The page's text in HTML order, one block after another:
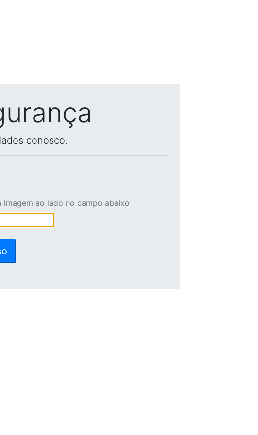
conosco.
imagem ao lado no campo abaixo